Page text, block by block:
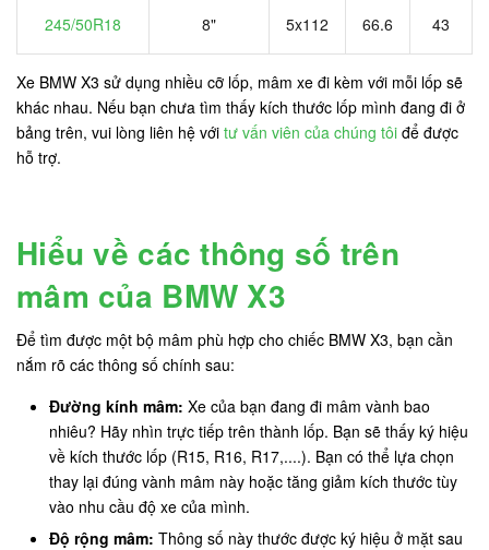
245/50R18 8" 5x112 66.6 43
Xe BMW X3 sử dụng nhiều cỡ lốp, mâm xe đi kèm với mỗi lốp sẽ
khác nhau. Nếu bạn chưa tìm thấy kích thước lốp mình đang đi ở
bảng trên, vui lòng liên hệ với tư vấn viên của chúng tôi để được
hỗ trợ.
Hiểu về các thông số trên
mâm của BMW X3
Để tìm được một bộ mâm phù hợp cho chiếc BMW X3, bạn cần
nắm rõ các thông số chính sau:
Đường kính mâm: Xe của bạn đang đi mâm vành bao
nhiêu? Hãy nhìn trực tiếp trên thành lốp. Bạn sẽ thấy ký hiệu
về kích thước lốp (R15, R16, R17,....). Bạn có thể lựa chọn
thay lại đúng vành mâm này hoặc tăng giảm kích thước tùy
vào nhu cầu độ xe của mình.
Độ rộng mâm: Thông số này thước được ký hiệu ở mặt sau